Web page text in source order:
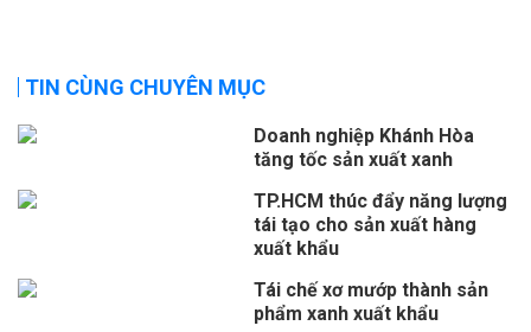
TIN CÙNG CHUYÊN MỤC
Doanh nghiệp Khánh Hòa
tăng tốc sản xuất xanh
TP.HCM thúc đẩy năng lượng
tái tạo cho sản xuất hàng
xuất khẩu
Tái chế xơ mướp thành sản
phẩm xanh xuất khẩu